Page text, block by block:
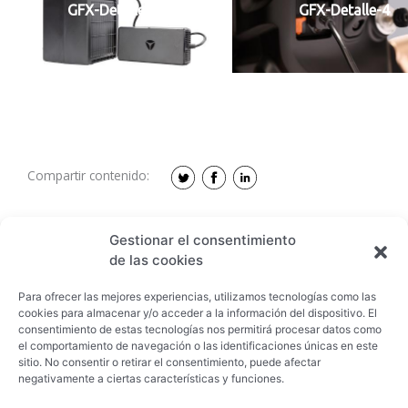
Gestionar el consentimiento
de las cookies
Para ofrecer las mejores experiencias, utilizamos tecnologías como las
cookies para almacenar y/o acceder a la información del dispositivo. El
consentimiento de estas tecnologías nos permitirá procesar datos como
el comportamiento de navegación o las identificaciones únicas en este
sitio. No consentir o retirar el consentimiento, puede afectar
negativamente a ciertas características y funciones.
GFX-Detalle-10 GFX-Detalle-4
Compartir contenido:
Descargar